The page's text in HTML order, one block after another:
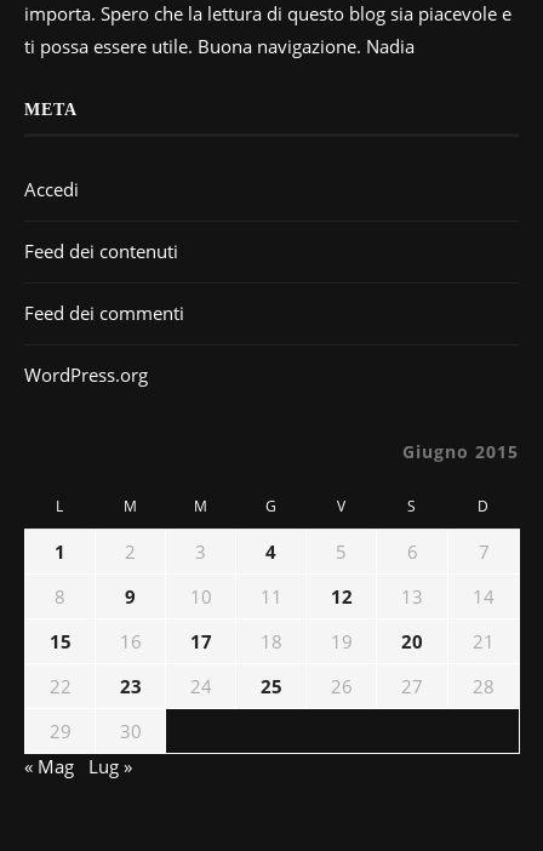
importa. Spero che la lettura di questo blog sia piacevole e
ti possa essere utile. Buona navigazione. Nadia
META
Accedi
Feed dei contenuti
Feed dei commenti
WordPress.org
Giugno 2015
L M M G V S D
1 2 3 4 5 6
7
8
9 10 11 12 13
14
15
16 17 18 19 20
21
22
23 24 25 26 27
28
29
30
« Mag
Lug »